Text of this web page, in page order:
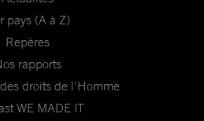
pays (A à Z)
Repères
rapports
droits de l'Homme
WE MADE IT